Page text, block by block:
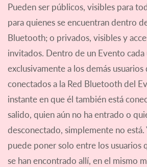
Pueden ser públicos, visibles para
para quienes se encuentran dentro
Bluetooth; o privados, visibles y
invitados. Dentro de un Evento cada
exclusivamente a los demás usuarios
conectados a la Red Bluetooth del
instante en que él también está
salido, quien aún no ha entrado o
desconectado, simplemente no está.
puede poner solo entre los usuarios
se han encontrado allí, en el mismo